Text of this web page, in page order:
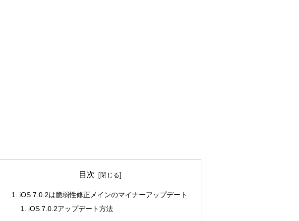
目次
iOS 7.0.2は脆弱性修正メインのマイナーアップデート
iOS 7.0.2アップデート方法